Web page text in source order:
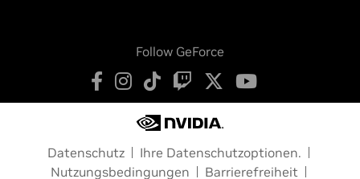
Follow GeForce
Datenschutz
Ihre Datenschutzoptionen.
Nutzungsbedingungen
Barrierefreiheit